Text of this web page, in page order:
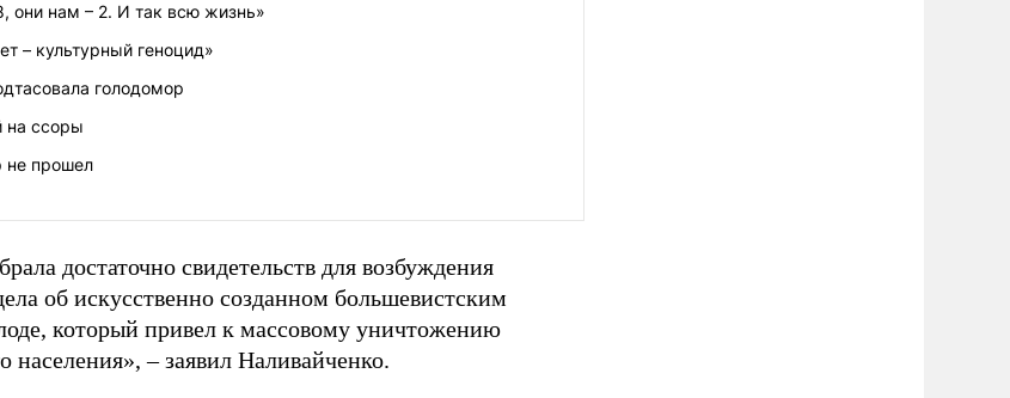
они нам – 2. И так всю жизнь»
– культурный геноцид»
голодомор
на ссоры
не прошел
достаточно свидетельств для возбуждения
об искусственно созданном большевистским
который привел к массовому уничтожению
населения», – заявил Наливайченко.